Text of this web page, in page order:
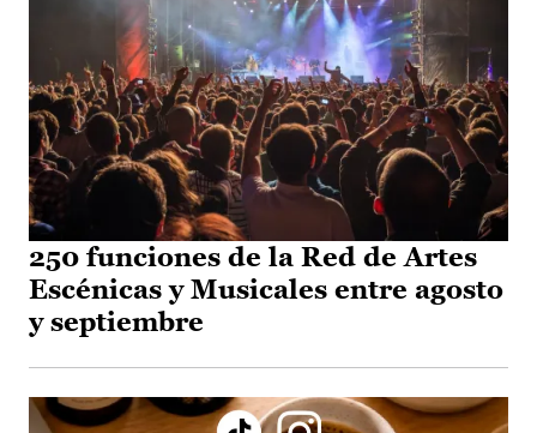
250 funciones de la Red de Artes
Escénicas y Musicales entre agosto
y septiembre